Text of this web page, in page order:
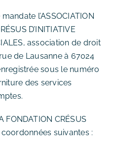
l’ASSOCIATION
D’INITIATIVE
association de droit
de Lausanne à 67024
sous le numéro
des services
FONDATION CRÉSUS
suivantes :